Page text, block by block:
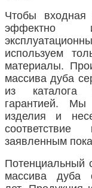
Чтобы входная
эффектно
используем
материалы.
массива дуба
из каталога
гарантией. Мы
изделия и
заявленным
Потенциальный
массива дуба